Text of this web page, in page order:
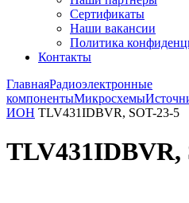
Сертификаты
Наши вакансии
Политика
Контакты
ГлавнаяРадиоэлектронные
компонентыМикросхемы
ИОН TLV431IDBVR, SOT-23-5
TLV431IDBVR,